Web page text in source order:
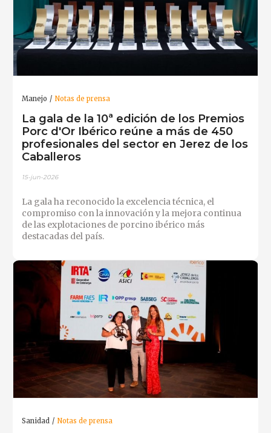
Manejo Notas de prensa
La gala de la 10ª edición de los Premios
Porc d'Or Ibérico reúne a más de 450
profesionales del sector en Jerez de los
Caballeros
15-jun-2026
La gala ha reconocido la excelencia técnica, el
compromiso con la innovación y la mejora continua
de las explotaciones de porcino ibérico más
destacadas del país.
Sanidad Notas de prensa